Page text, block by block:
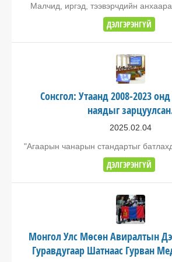
Малчид, иргэд, тээвэрчдийн
ДЭЛГЭРЭНГҮЙ
Сонсгол: Утаанд 2008-2023
наядыг
2025.02.04
"Агаарын чанарын стандартыг
ДЭЛГЭРЭНГҮЙ
Монгол Улс Мөсөн Авиралтын
Гуравдугаар Шатнаас Гурван